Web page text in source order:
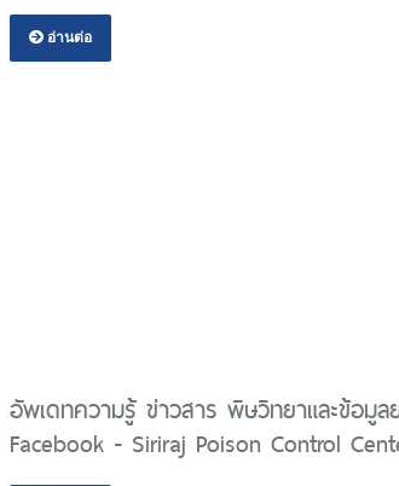
อ่านต่อ
อัพเดทความรู้ ข่าวสาร พิษวิทยาและข้อมู
Facebook - Siriraj Poison Control